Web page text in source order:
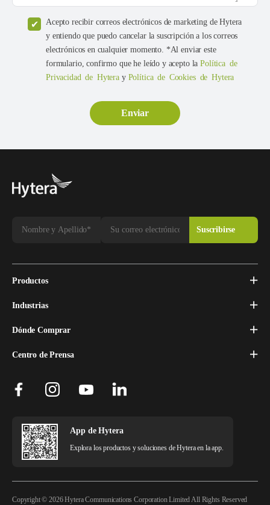
Acepto recibir correos electrónicos de marketing de Hytera
y entiendo que puedo cancelar la suscripción a los correos
electrónicos en cualquier momento. *Al enviar este
formulario, confirmo que he leído y acepto laPolítica de
Privacidad de Hytera y Política de Cookies de Hytera
Productos
Industrias
Dónde Comprar
Centro de Prensa
App de Hytera
Explora los productos y soluciones de Hytera en la app.
Copyright © 2026 Hytera Communications Corporation Limited All Rights Reserved